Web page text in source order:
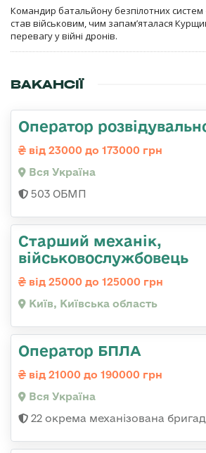
Командир батальйону безпілотних систем
став військовим, чим запам’яталася
перевагу у війні дронів.
ВАКАНСІЇ
Оператор
від 23000 до 173000 грн
Вся Україна
503 ОБМП
Стаpший механік,
військовослужбовець
від 25000 до 125000 грн
Київ, Київська область
Оператор БПЛА
від 21000 до 190000 грн
Вся Україна
22 окрема механізована